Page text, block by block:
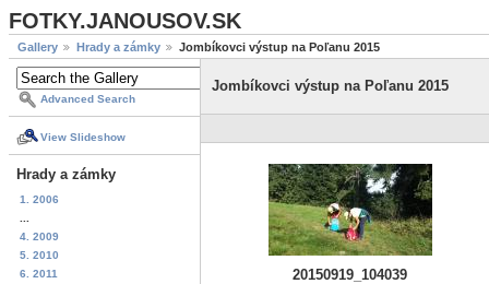
FOTKY.JANOUSOV.SK
Gallery Hrady a zámky Jombíkovci výstup na Poľanu 2015
Advanced Search
View Slideshow
Hrady a zámky
1. 2006
4. 2009
5. 2010
6. 2011
Jombíkovci výstup na Poľanu 2015
20150919_104039